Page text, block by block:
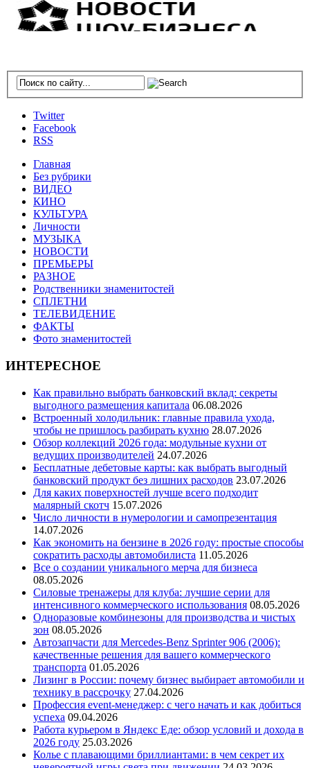
Twitter
Facebook
RSS
Главная
Без рубрики
ВИДЕО
КИНО
КУЛЬТУРА
Личности
МУЗЫКА
НОВОСТИ
ПРЕМЬЕРЫ
РАЗНОЕ
Родственники знаменитостей
СПЛЕТНИ
ТЕЛЕВИДЕНИЕ
ФАКТЫ
Фото знаменитостей
ИНТЕРЕСНОЕ
Как правильно выбрать банковский вклад: секреты
выгодного размещения капитала 06.08.2026
Встроенный холодильник: главные правила ухода,
чтобы не пришлось разбирать кухню 28.07.2026
Обзор коллекций 2026 года: модульные кухни от
ведущих производителей 24.07.2026
Бесплатные дебетовые карты: как выбрать выгодный
банковский продукт без лишних расходов 23.07.2026
Для каких поверхностей лучше всего подходит
малярный скотч 15.07.2026
Число личности в нумерологии и самопрезентация
14.07.2026
Как экономить на бензине в 2026 году: простые способы
сократить расходы автомобилиста 11.05.2026
Все о создании уникального мерча для бизнеса
08.05.2026
Силовые тренажеры для клуба: лучшие серии для
интенсивного коммерческого использования 08.05.2026
Одноразовые комбинезоны для производства и чистых
зон 08.05.2026
Автозапчасти для Mercedes-Benz Sprinter 906 (2006):
качественные решения для вашего коммерческого
транспорта 01.05.2026
Лизинг в России: почему бизнес выбирает автомобили и
технику в рассрочку 27.04.2026
Профессия event-менеджер: с чего начать и как добиться
успеха 09.04.2026
Работа курьером в Яндекс Еде: обзор условий и дохода в
2026 году 25.03.2026
Колье с плавающими бриллиантами: в чем секрет их